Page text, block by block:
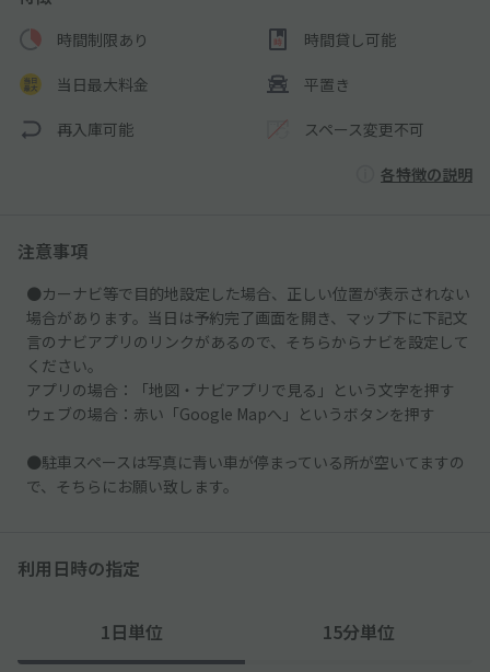
時間制限あり 時間貸し可能
当日最大料金 平置き
再入庫可能 スペース変更不可
各特徴の説明
注意事項
●カーナビ等で目的地設定した場合、正しい位置が表示されない
場合があります。当日は予約完了画面を開き、マップ下に下記文
言のナビアプリのリンクがあるので、そちらからナビを設定して
ください。
アプリの場合：「地図・ナビアプリで見る」という文字を押す
ウェブの場合：赤い「Google Mapへ」というボタンを押す
●駐車スペースは写真に青い車が停まっている所が空いてますの
で、そちらにお願い致します。
利用日時の指定
1日単位 15分単位